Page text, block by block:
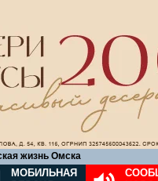
жизнь Омска
МОБИЛЬНАЯ